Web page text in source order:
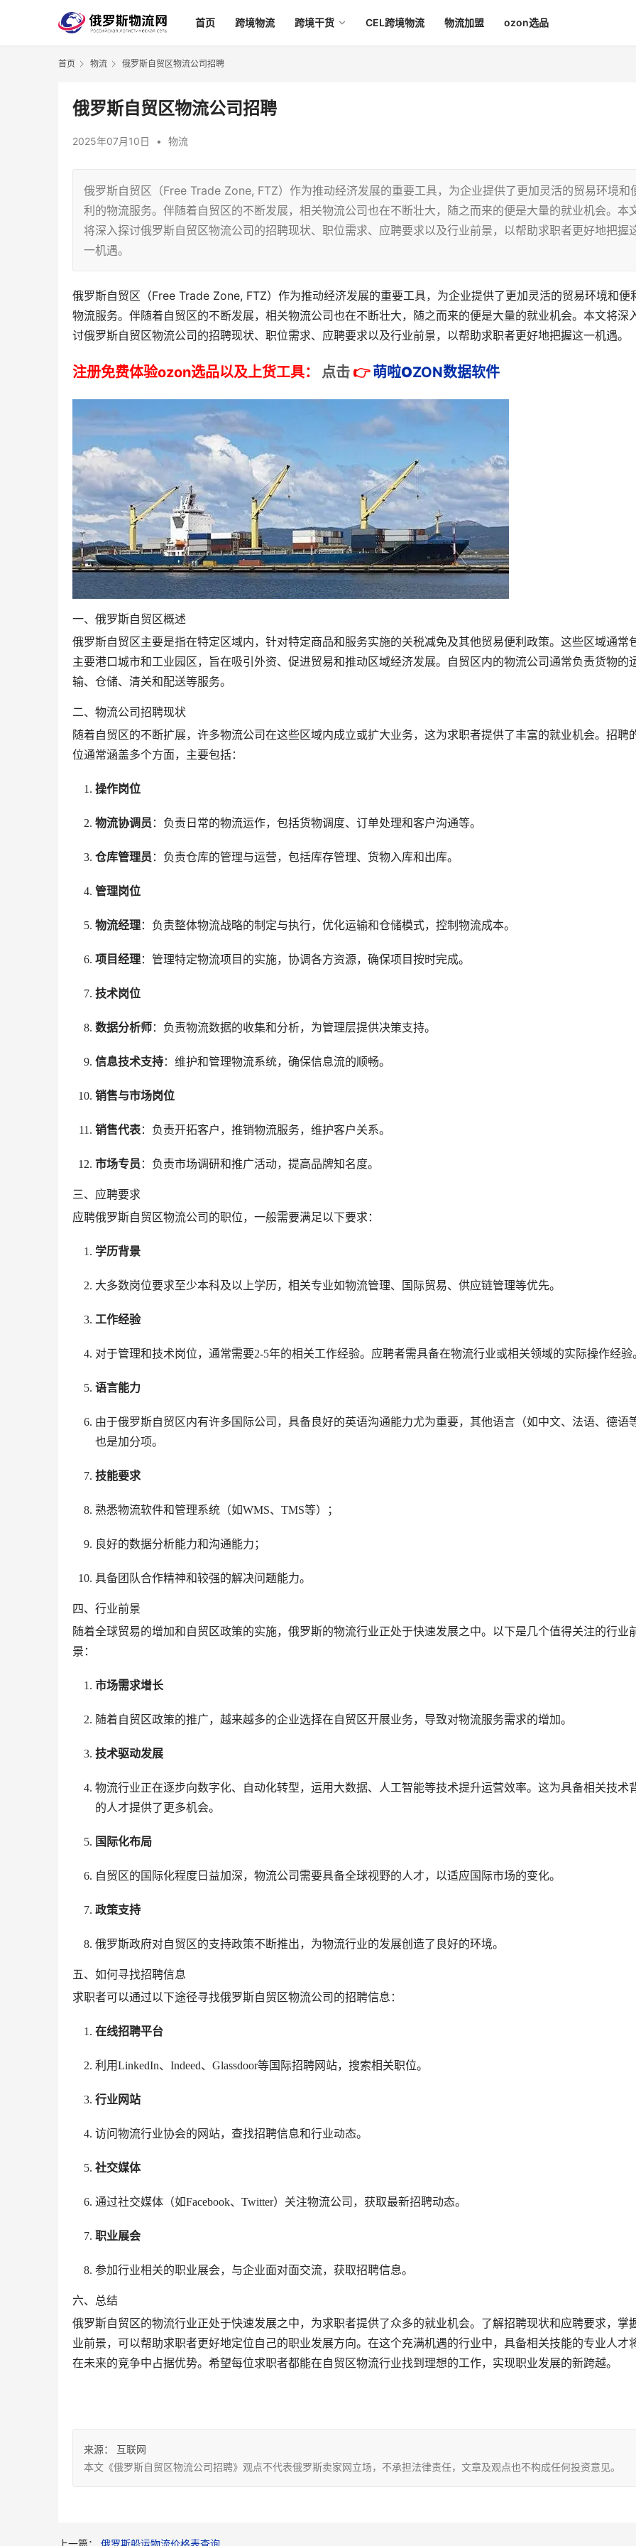
首页 跨境物流 跨境干货 CEL跨境物流 物流加盟 ozon选品
首页 物流 俄罗斯自贸区物流公司招聘
俄罗斯自贸区物流公司招聘
2025年07月10日 • 物流
俄罗斯自贸区（Free Trade Zone, FTZ）作为推动经济发展的重要工具，为企业提供了更加灵活的贸易环境和
利的物流服务。伴随着自贸区的不断发展，相关物流公司也在不断壮大，随之而来的便是大量的就业机会。本
将深入探讨俄罗斯自贸区物流公司的招聘现状、职位需求、应聘要求以及行业前景，以帮助求职者更好地把握
一机遇。
俄罗斯自贸区（Free Trade Zone, FTZ）作为推动经济发展的重要工具，为企业提供了更加灵活的贸易环境和便
物流服务。伴随着自贸区的不断发展，相关物流公司也在不断壮大，随之而来的便是大量的就业机会。本文将深
讨俄罗斯自贸区物流公司的招聘现状、职位需求、应聘要求以及行业前景，以帮助求职者更好地把握这一机遇。
注册免费体验ozon选品以及上货工具： 点击 👉 萌啦OZON数据软件
一、俄罗斯自贸区概述
俄罗斯自贸区主要是指在特定区域内，针对特定商品和服务实施的关税减免及其他贸易便利政策。这些区域通常
主要港口城市和工业园区，旨在吸引外资、促进贸易和推动区域经济发展。自贸区内的物流公司通常负责货物的
输、仓储、清关和配送等服务。
二、物流公司招聘现状
随着自贸区的不断扩展，许多物流公司在这些区域内成立或扩大业务，这为求职者提供了丰富的就业机会。招聘
位通常涵盖多个方面，主要包括：
操作岗位
物流协调员 ：负责日常的物流运作，包括货物调度、订单处理和客户沟通等。
仓库管理员 ：负责仓库的管理与运营，包括库存管理、货物入库和出库。
管理岗位
物流经理：负责整体物流战略的制定与执行，优化运输和仓储模式，控制物流成本。
项目经理：管理特定物流项目的实施，协调各方资源，确保项目按时完成。
技术岗位
数据分析师：负责物流数据的收集和分析，为管理层提供决策支持。
信息技术支持：维护和管理物流系统，确保信息流的顺畅。
销售与市场岗位
销售代表：负责开拓客户，推销物流服务，维护客户关系。
市场专员 ：负责市场调研和推广活动，提高品牌知名度。
三、应聘要求
应聘俄罗斯自贸区物流公司的职位，一般需要满足以下要求：
学历背景
大多数岗位要求至少本科及以上学历，相关专业如物流管理、国际贸易、供应链管理等优先。
工作经验
对于管理和技术岗位，通常需要2-5年的相关工作经验。应聘者需具备在物流行业或相关领域的实际操作经验
语言能力
由于俄罗斯自贸区内有许多国际公司，具备良好的英语沟通能力尤为重要，其他语言（如中文、法语、德语
也是加分项。
技能要求
熟悉物流软件和管理系统（如WMS、TMS等）；
良好的数据分析能力和沟通能力；
具备团队合作精神和较强的解决问题能力。
四、行业前景
随着全球贸易的增加和自贸区政策的实施，俄罗斯的物流行业正处于快速发展之中。以下是几个值得关注的行业
景：
市场需求增长
随着自贸区政策的推广，越来越多的企业选择在自贸区开展业务，导致对物流服务需求的增加。
技术驱动发展
物流行业正在逐步向数字化、自动化转型，运用大数据、人工智能等技术提升运营效率。这为具备相关技术
的人才提供了更多机会。
国际化布局
自贸区的国际化程度日益加深，物流公司需要具备全球视野的人才，以适应国际市场的变化。
政策支持
俄罗斯政府对自贸区的支持政策不断推出，为物流行业的发展创造了良好的环境。
五、如何寻找招聘信息
求职者可以通过以下途径寻找俄罗斯自贸区物流公司的招聘信息：
在线招聘平台
利用LinkedIn、Indeed、Glassdoor等国际招聘网站，搜索相关职位。
行业网站
访问物流行业协会的网站，查找招聘信息和行业动态。
社交媒体
通过社交媒体（如Facebook、Twitter）关注物流公司，获取最新招聘动态。
职业展会
参加行业相关的职业展会，与企业面对面交流，获取招聘信息。
六、总结
俄罗斯自贸区的物流行业正处于快速发展之中，为求职者提供了众多的就业机会。了解招聘现状和应聘要求，掌
业前景，可以帮助求职者更好地定位自己的职业发展方向。在这个充满机遇的行业中，具备相关技能的专业人才
在未来的竞争中占据优势。希望每位求职者都能在自贸区物流行业找到理想的工作，实现职业发展的新跨越。
来源：
互联网
本文《俄罗斯自贸区物流公司招聘》观点不代表俄罗斯卖家网立场，不承担法律责任，文章及观点也不构成任何投资意见。